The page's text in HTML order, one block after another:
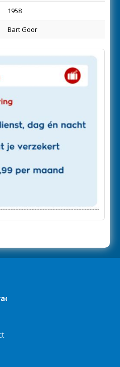
1958
Bart Goor